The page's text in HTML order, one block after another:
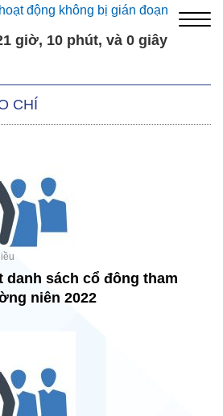
động không bị gián đoạn
giờ, 10 phút, và 1 giây
CHÍ
danh sách cổ đông tham
niên 2022